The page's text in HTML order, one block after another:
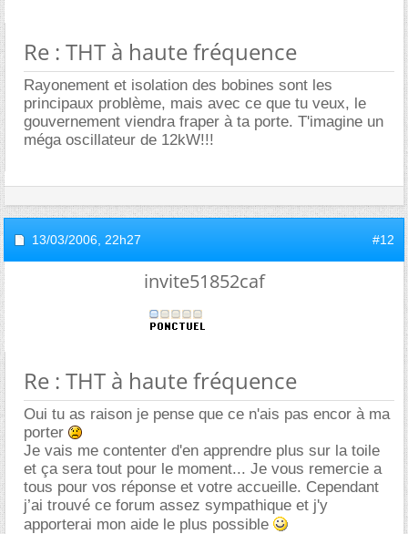
Re : THT à haute fréquence
Rayonement et isolation des bobines sont les
principaux problème, mais avec ce que tu veux, le
gouvernement viendra fraper à ta porte. T'imagine un
méga oscillateur de 12kW!!!
13/03/2006, 22h27 #12
invite51852caf
Re : THT à haute fréquence
Oui tu as raison je pense que ce n'ais pas encor à ma
porter
Je vais me contenter d'en apprendre plus sur la toile
et ça sera tout pour le moment... Je vous remercie a
tous pour vos réponse et votre accueille. Cependant
j’ai trouvé ce forum assez sympathique et j'y
apporterai mon aide le plus possible